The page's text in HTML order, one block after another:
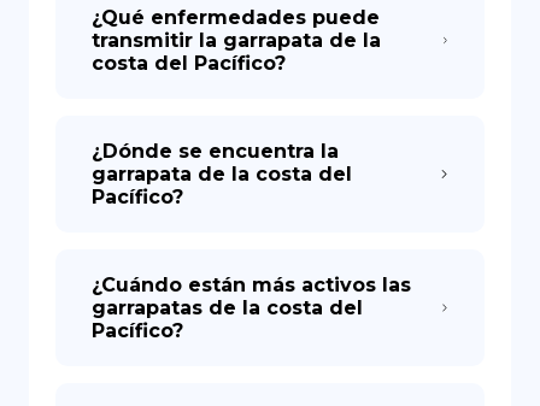
¿Qué enfermedades puede
transmitir la garrapata de la
costa del Pacífico?
¿Dónde se encuentra la
garrapata de la costa del
Pacífico?
¿Cuándo están más activos las
garrapatas de la costa del
Pacífico?